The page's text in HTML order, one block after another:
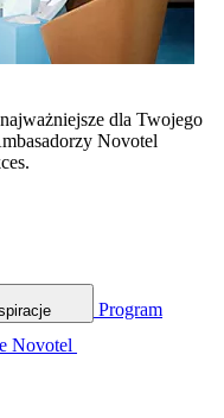
dla Twojego
Novotel
Program
Novotel